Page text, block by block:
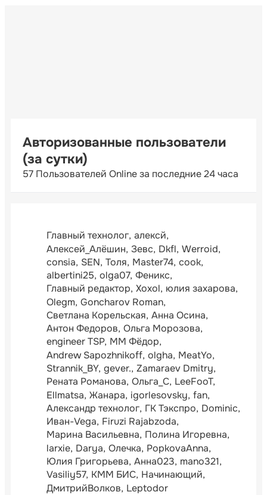
Авторизованные пользователи
(за сутки)
57 Пользователей Online за последние 24 часа
Главный технолог алексй
Алексей_Алёшин Зевс Dkfl Werroid
consia SEN Толя Master74 cook
albertini25 olga07 Феникс
Главный редактор Xoxol юлия захарова
Olegm Goncharov Roman
Светлана Корельская Анна Осина
Антон Федоров Ольга Морозова
engineer TSP ММ Фёдор
Andrew Sapozhnikoff olgha MeatYo
Strannik_BY gever. Zamaraev Dmitry
Рената Романова Ольга_С LeeFooT
Ellmatsa Жанара igorlesovsky fan
Александр технолог ГК Тэкспро Dominic
Иван-Vega Firuzi Rajabzoda
Марина Васильевна Полина Игоревна
larxie Darya Олечка PopkovaAnna
Юлия Григорьева Анна023 mano321
Vasiliy57 КММ БИС Начинающий
ДмитрийВолков Leptodor